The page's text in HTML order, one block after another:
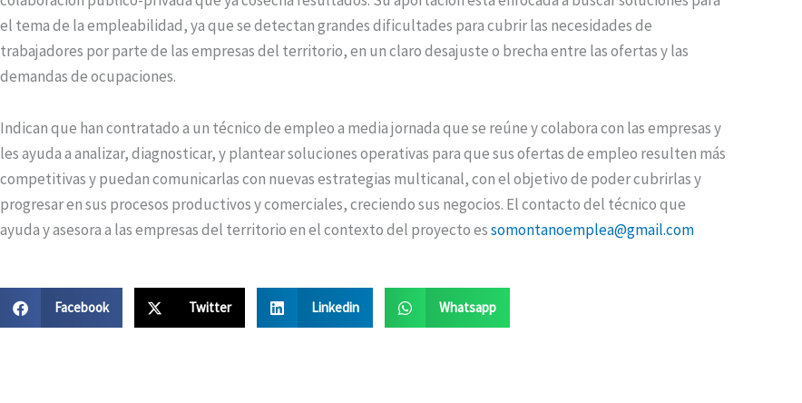
el tema de la empleabilidad, ya que se detectan grandes dificultades para cubrir las necesidades de
trabajadores por parte de las empresas del territorio, en un claro desajuste o brecha entre las ofertas y las
demandas de ocupaciones.
Indican que han contratado a un técnico de empleo a media jornada que se reúne y colabora con las empresas y
les ayuda a analizar, diagnosticar, y plantear soluciones operativas para que sus ofertas de empleo resulten más
competitivas y puedan comunicarlas con nuevas estrategias multicanal, con el objetivo de poder cubrirlas y
progresar en sus procesos productivos y comerciales, creciendo sus negocios. El contacto del técnico que
ayuda y asesora a las empresas del territorio en el contexto del proyecto essomontanoemplea@gmail.com
Facebook Twitter Linkedin Whatsapp